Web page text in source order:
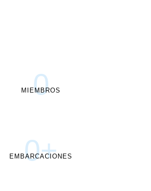
0
MIEMBROS
0+
EMBARCACIONES